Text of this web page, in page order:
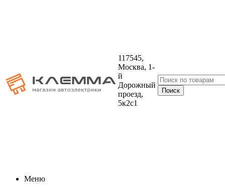
117545,
Москва, 1-
й
Дорожный
проезд,
5к2с1
Меню